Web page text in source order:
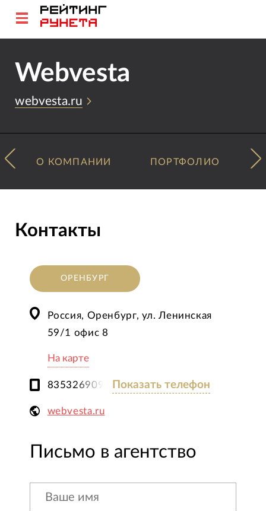
Webvesta
webvesta.ru
О КОМПАНИИ ПОРТФОЛИО
Контакты
ОРЕНБУРГ
Россия, Оренбург, ул. Ленинская
59/1 офис 8
На карте
83532690909Показать телефон
webvesta.ru
Письмо в агентство